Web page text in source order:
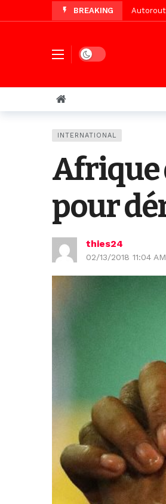
BREAKING
« Le
Affaire
Vidéo/
Vidéo/
Dark mode
INTERNATIONAL
Afrique
pour
thies24
02/13/2018 11:04 AM